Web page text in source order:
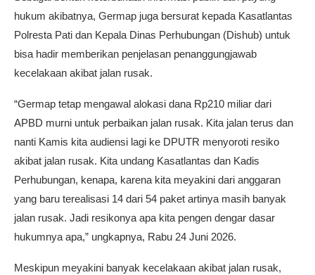
hukum akibatnya, Germap juga bersurat kepada Kasatlantas
Polresta Pati dan Kepala Dinas Perhubungan (Dishub) untuk
bisa hadir memberikan penjelasan penanggungjawab
kecelakaan akibat jalan rusak.
“Germap tetap mengawal alokasi dana Rp210 miliar dari
APBD murni untuk perbaikan jalan rusak. Kita jalan terus dan
nanti Kamis kita audiensi lagi ke DPUTR menyoroti resiko
akibat jalan rusak. Kita undang Kasatlantas dan Kadis
Perhubungan, kenapa, karena kita meyakini dari anggaran
yang baru terealisasi 14 dari 54 paket artinya masih banyak
jalan rusak. Jadi resikonya apa kita pengen dengar dasar
hukumnya apa,” ungkapnya, Rabu 24 Juni 2026.
Meskipun meyakini banyak kecelakaan akibat jalan rusak,